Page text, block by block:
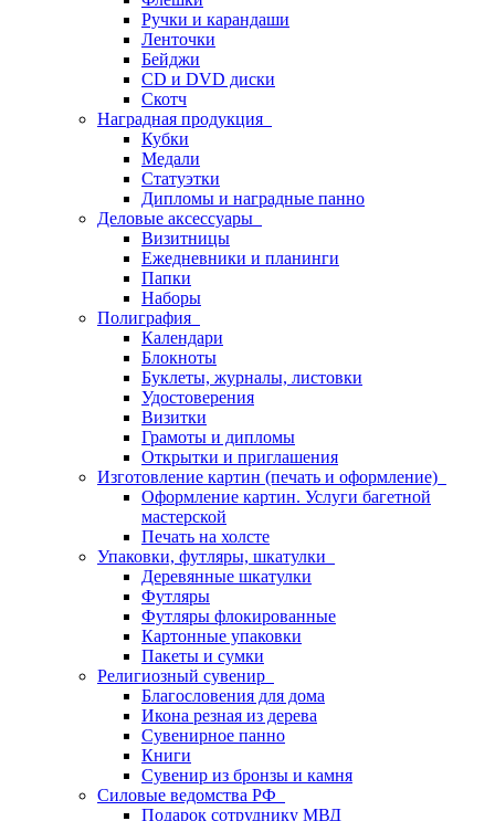
Ручки и карандаши
Ленточки
Бейджи
CD и DVD диски
Скотч
Наградная продукция
Кубки
Медали
Статуэтки
Дипломы и наградные панно
Деловые аксессуары
Визитницы
Ежедневники и планинги
Папки
Наборы
Полиграфия
Календари
Блокноты
Буклеты, журналы, листовки
Удостоверения
Визитки
Грамоты и дипломы
Открытки и приглашения
Изготовление картин (печать и оформление)
Оформление картин. Услуги багетной
мастерской
Печать на холсте
Упаковки, футляры, шкатулки
Деревянные шкатулки
Футляры
Футляры флокированные
Картонные упаковки
Пакеты и сумки
Религиозный сувенир
Благословения для дома
Икона резная из дерева
Сувенирное панно
Книги
Сувенир из бронзы и камня
Силовые ведомства РФ
Подарок сотруднику МВД